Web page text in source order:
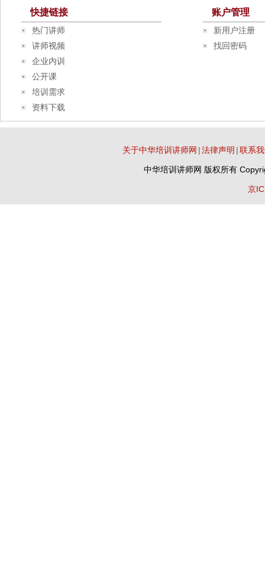
快捷链接
热门讲师
讲师视频
企业内训
公开课
培训需求
资料下载
账户管理
新用户注册
找回密码
关于中华培训讲师网 |法律声明 |联系
中华培训讲师网 版权所有
京